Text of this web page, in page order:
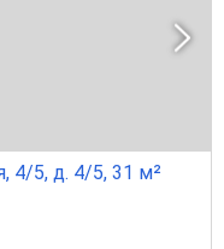
4/5, д. 4/5, 31 м²